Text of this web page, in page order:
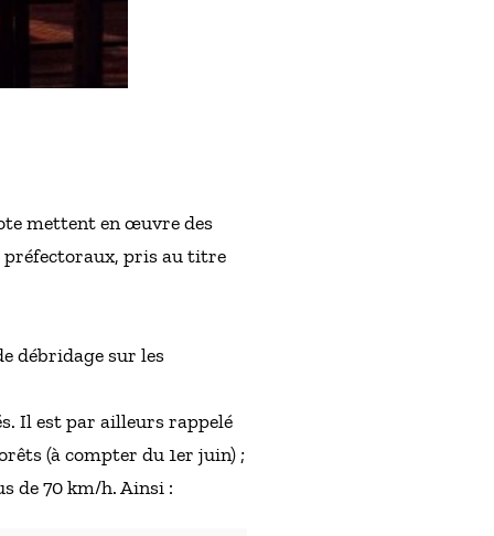
mettent en œuvre des
préfectoraux, pris au titre
débridage sur les
Il est par ailleurs rappelé
(à compter du 1er juin) ;
de 70 km/h. Ainsi :